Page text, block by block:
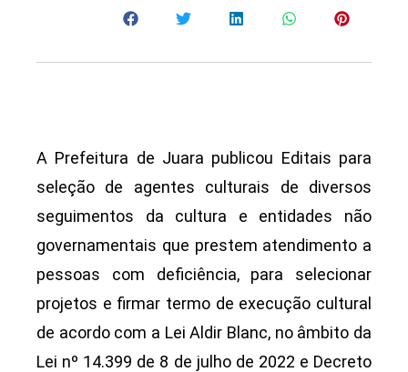
A Prefeitura de Juara publicou Editais para
seleção de agentes culturais de diversos
seguimentos da cultura e entidades não
governamentais que prestem atendimento a
pessoas com deficiência, para selecionar
projetos e firmar termo de execução cultural
de acordo com a Lei Aldir Blanc, no âmbito da
Lei nº 14.399 de 8 de julho de 2022 e Decreto